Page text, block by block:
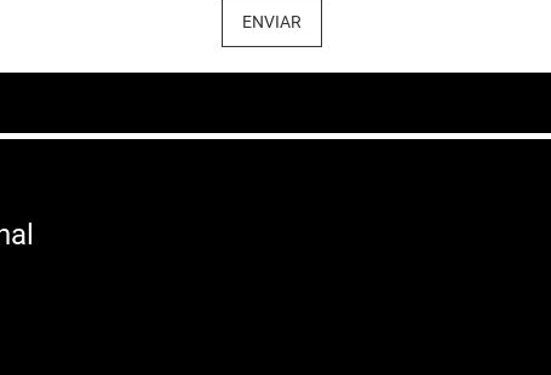
ENVIAR